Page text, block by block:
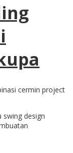
swing design